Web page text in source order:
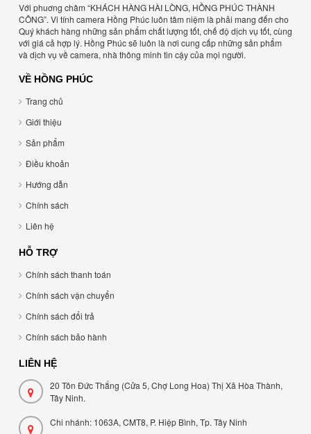
Với phuơng châm “KHÁCH HÀNG HÀI LÒNG, HỒNG PHÚC THÀNH
CÔNG”. Vi tính camera Hồng Phúc luôn tâm niệm là phải mang đến cho
Quý khách hàng những sản phẩm chất lượng tốt, chế độ dịch vụ tốt, cùng
với giá cả hợp lý. Hồng Phúc sẽ luôn là nơi cung cấp những sản phẩm
và dịch vụ về camera, nhà thông minh tin cậy của mọi người.
VỀ HỒNG PHÚC
Trang chủ
Giới thiệu
Sản phẩm
Điều khoản
Hướng dẫn
Chính sách
Liên hệ
HỖ TRỢ
Chính sách thanh toán
Chính sách vận chuyển
Chính sách đổi trả
Chính sách bảo hành
LIÊN HỆ
20 Tôn Đức Thắng (Cửa 5, Chợ Long Hoa) Thị Xã Hòa Thành,
Tây Ninh.
Chi nhánh: 1063A, CMT8, P. Hiệp Bình, Tp. Tây Ninh